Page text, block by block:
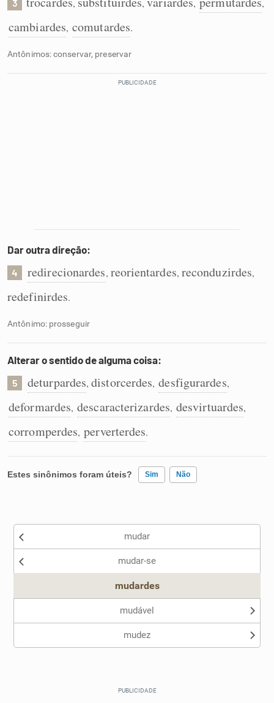
3 , , , ,
cambiardes, comutardes.
Antônimos: conservar, preservar
Dar outra direção:
4 redirecionardes, reorientardes, reconduzirdes,
redefinirdes.
Antônimo: prosseguir
Alterar o sentido de alguma coisa:
5 deturpardes,distorcerdes, desfigurardes,
deformardes, descaracterizardes, desvirtuardes,
corromperdes, perverterdes.
Estes sinônimos foram úteis? Sim Não
Nenhum dos sinônimos apresentados me ajudou
mudar
mudar-se
mudardes
mudável
mudez